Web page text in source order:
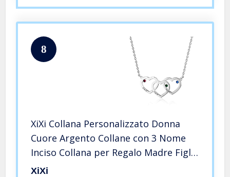
8
XiXi Collana Personalizzato Donna
Cuore Argento Collane con 3 Nome
Inciso Collana per Regalo Madre Figlia
per Compleanno Festa Della Mamma
XiXi